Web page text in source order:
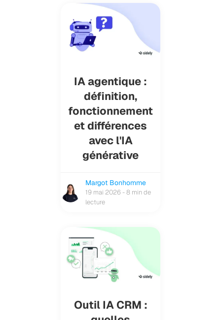
IA agentique :
définition,
fonctionnement
et différences
avec l'IA
générative
Margot Bonhomme
19 mai 2026 - 8 min de
lecture
Outil IA CRM :